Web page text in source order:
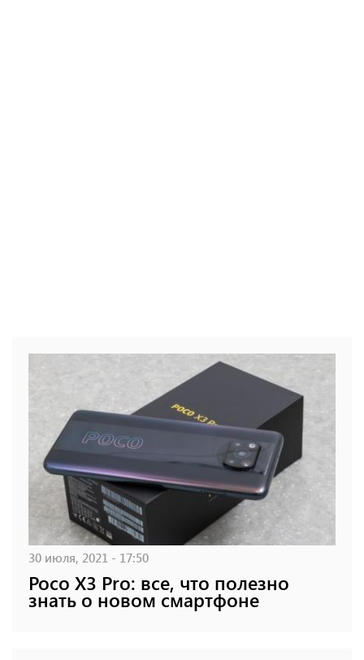
30 июля, 2021 - 17:50
Poco X3 Pro: все, что полезно
знать о новом смартфоне